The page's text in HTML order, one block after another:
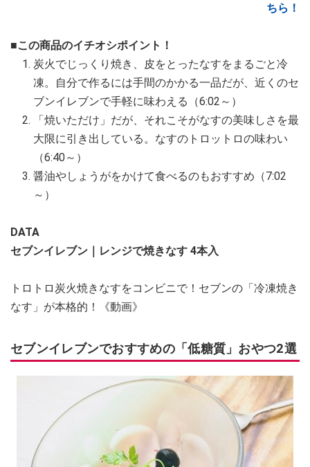
ちら！
■この商品のイチオシポイント！
炭火でじっくり焼き、皮をとったなすをまるごと冷
凍。自分で作るには手間のかかる一品だが、近くのセ
ブンイレブンで手軽に味わえる（6:02～）
「焼いただけ」だが、それこそがなすの美味しさを最
大限に引き出している。なすのトロットロの味わい
（6:40～）
醤油やしょうがをかけて食べるのもおすすめ（7:02
～）
DATA
セブンイレブン｜レンジで焼きなす 4本入
トロトロ炭火焼きなすをコンビニで！セブンの「冷凍焼き
なす」が本格的！《動画》
セブンイレブンでおすすめの「低糖質」おやつ2選